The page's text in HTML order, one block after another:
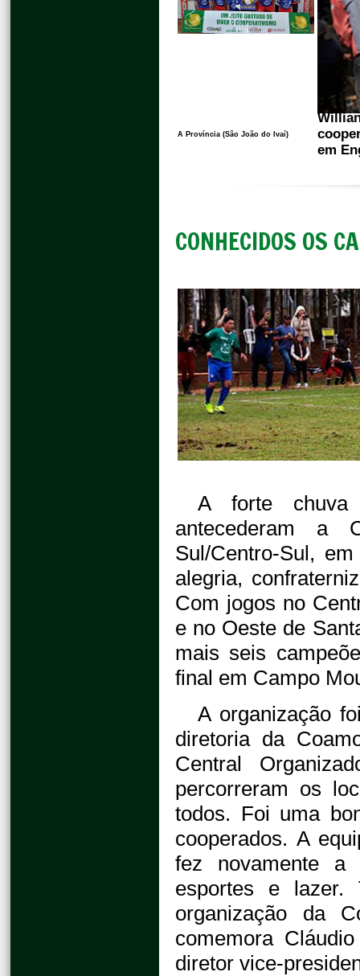
A Província (São João do Ivaí)
em
CONHECIDOS OS
A forte
antecederam a
Sul/Centro-Sul,
alegria,
Com jogos no
e no Oeste de
mais seis
final em Campo
A organização
diretoria da
Central
percorreram os
todos. Foi uma
cooperados. A
fez novamente a
esportes e lazer.
organização da
comemora
diretor vice-